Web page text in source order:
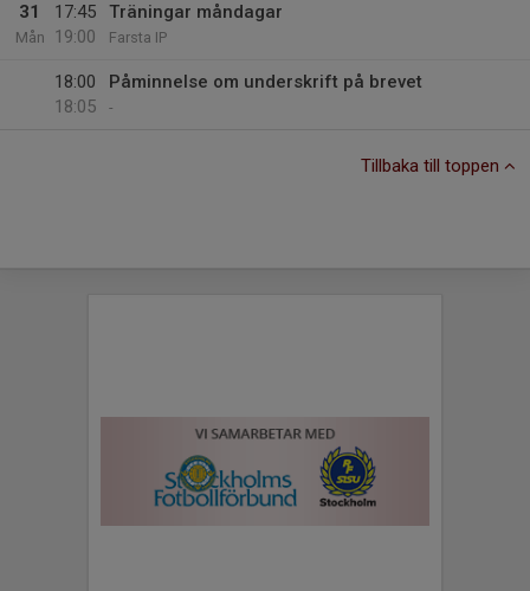
31
Mån
17:45
19:00
Träningar måndagar
Farsta IP
18:00
18:05
Påminnelse om underskrift på brevet
-
Tillbaka till toppen